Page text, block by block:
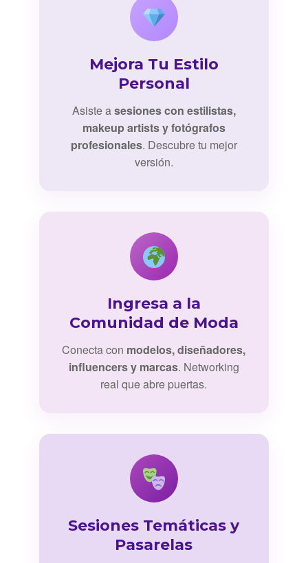
Mejora Tu Estilo
Personal
Asiste asesiones con estilistas,
makeup artists y fotógrafos
profesionales. Descubre tu mejor
versión.
Ingresa a la
Comunidad de Moda
Conecta con modelos, diseñadores,
influencers y marcas. Networking
real que abre puertas.
Sesiones Temáticas y
Pasarelas